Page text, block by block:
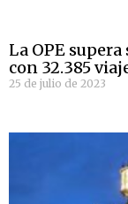
La OPE
con 32.385
25 de julio de 2023